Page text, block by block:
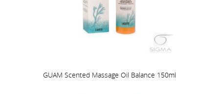
GUAM Scented Massage Oil Balance 150ml